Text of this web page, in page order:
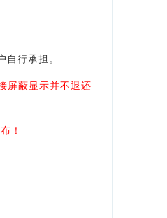
行承担。
屏蔽显示并不退还
！